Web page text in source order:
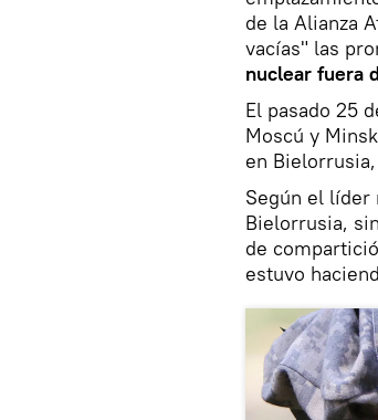
de la Alianza
vacías" las
nuclear fuera
El pasado 25
Moscú y
en
Según el líder
Bielorrusia,
de
estuvo